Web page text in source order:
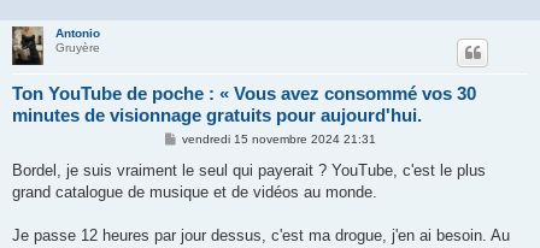
Antonio
Gruyère
Ton YouTube de poche : « Vous avez consommé vos 30
minutes de visionnage gratuits pour aujourd'hui.
M
s
a
vendredi 15 novembre 2024 21:31
Bordel, je suis vraiment le seul qui payerait ? YouTube, c'est le plus
grand catalogue de musique et de vidéos au monde.
Je passe 12 heures par jour dessus, c'est ma drogue, j'en ai besoin. Au